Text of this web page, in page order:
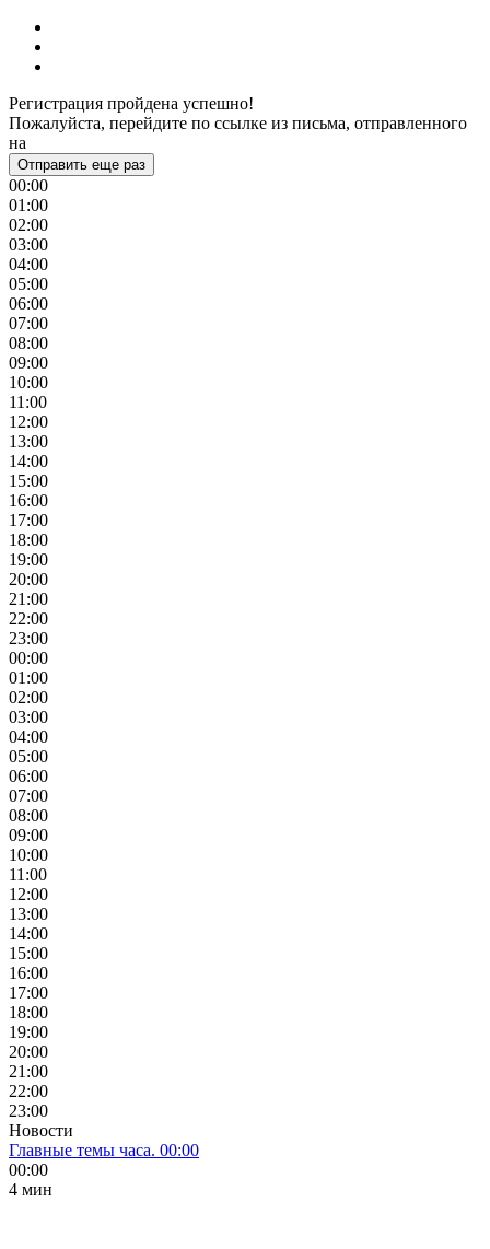
Регистрация пройдена успешно!
Пожалуйста, перейдите по ссылке из письма, отправленного
на
Отправить еще раз
00:00
01:00
02:00
03:00
04:00
05:00
06:00
07:00
08:00
09:00
10:00
11:00
12:00
13:00
14:00
15:00
16:00
17:00
18:00
19:00
20:00
21:00
22:00
23:00
00:00
01:00
02:00
03:00
04:00
05:00
06:00
07:00
08:00
09:00
10:00
11:00
12:00
13:00
14:00
15:00
16:00
17:00
18:00
19:00
20:00
21:00
22:00
23:00
Новости
Главные темы часа. 00:00
00:00
4 мин